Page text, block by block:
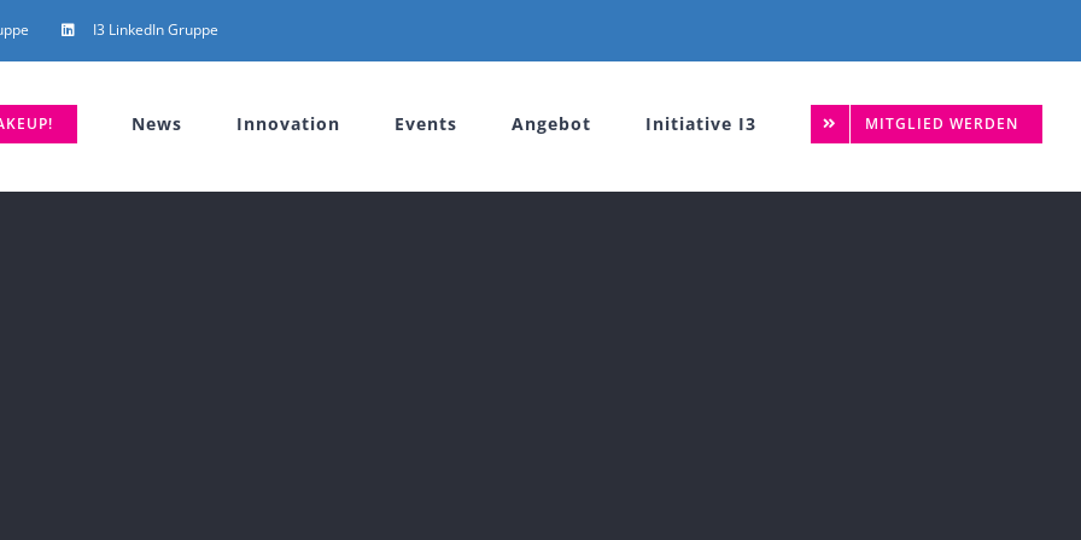
I3 LinkedIn Gruppe
News Innovation Events Angebot Initiative I3 MITGLIED WERDEN